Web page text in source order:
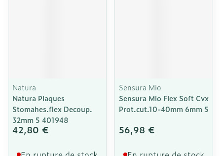
Natura
Natura Plaques
Stomahes.flex Decoup.
32mm 5 401948
42,80 €
Sensura Mio
Sensura Mio Flex Soft Cvx
Prot.cut.10-40mm 6mm 5
56,98 €